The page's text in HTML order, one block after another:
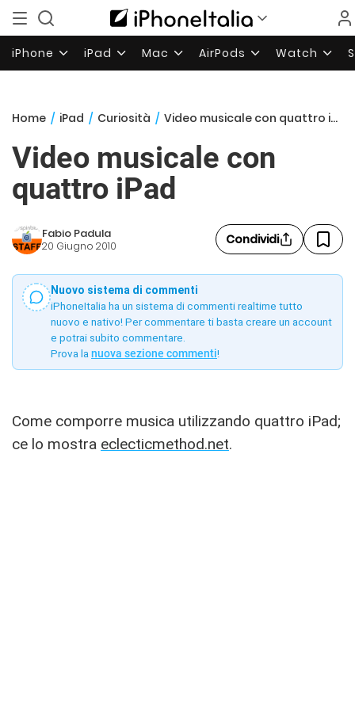
iPhone iPad Mac AirPods Watch
Home / iPad / Curiosità / Video musicale con quattro iPad
Video musicale con
quattro iPad
Fabio Padula
20 Giugno 2010 Condividi
Nuovo sistema di commenti
iPhoneItalia ha un sistema di commenti realtime tutto
nuovo e nativo! Per commentare ti basta creare un account
e potrai subito commentare.
Prova la nuova sezione commenti!
Come comporre musica utilizzando quattro iPad;
ce lo mostra eclecticmethod.net.